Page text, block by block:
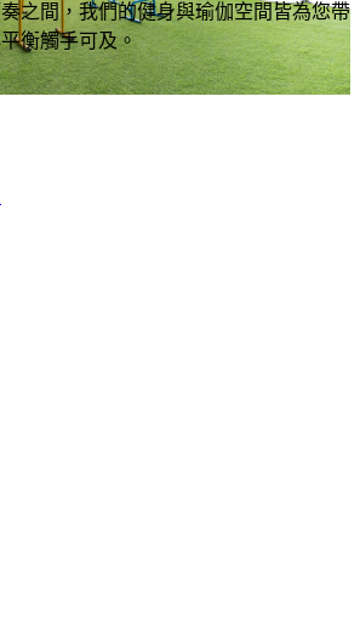
之間，我們的健身與瑜伽空間皆為您帶
衡觸手可及。